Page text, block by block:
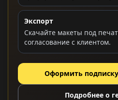
Экспорт
Скачайте макеты под
согласование с клиентом.
Оформить
Подробнее о